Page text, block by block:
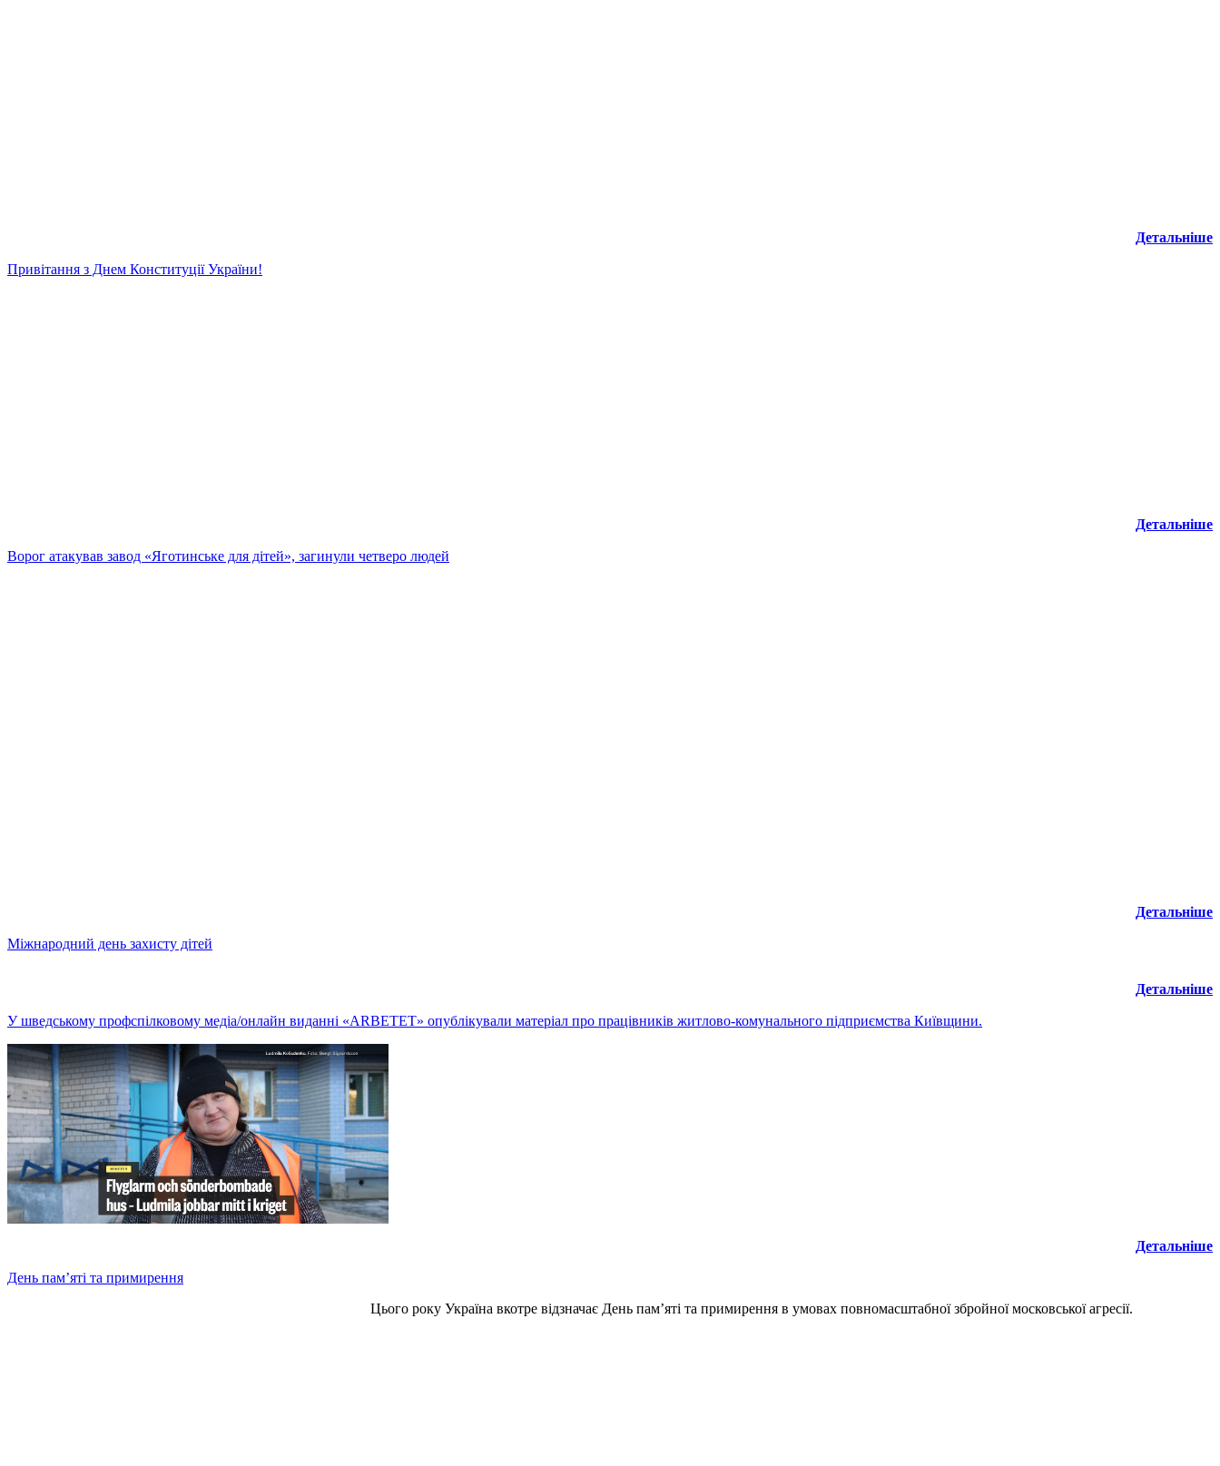
Детальніше
Привітання з Днем Конституції України!
Детальніше
Ворог атакував завод «Яготинське для дітей», загинули четверо людей
Детальніше
Міжнародний день захисту дітей
Детальніше
У шведському профспілковому медіа/онлайн виданні «ARBETET» опублікували матеріал про працівників житлово-комунального підприємства Київщини.
Детальніше
День пам’яті та примирення
Цього року Україна вкотре відзначає День пам’яті та примирення в умовах повномасштабної збройної московської агресії.